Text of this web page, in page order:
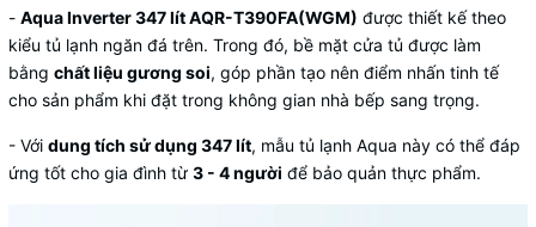
- Aqua Inverter 347 lít AQR-T390FA(WGM) được thiết kế theo
kiểu tủ lạnh ngăn đá trên. Trong đó, bề mặt cửa tủ được làm
bằng chất liệu gương soi, góp phần tạo nên điểm nhấn tinh tế
cho sản phẩm khi đặt trong không gian nhà bếp sang trọng.
- Với dung tích sử dụng 347 lít, mẫu tủ lạnh Aqua này có thể đáp
ứng tốt cho gia đình từ 3 - 4 người để bảo quản thực phẩm.